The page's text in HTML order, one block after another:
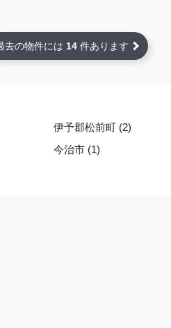
去の物件には 14 件あります
伊予郡松前町 (2)
今治市 (1)